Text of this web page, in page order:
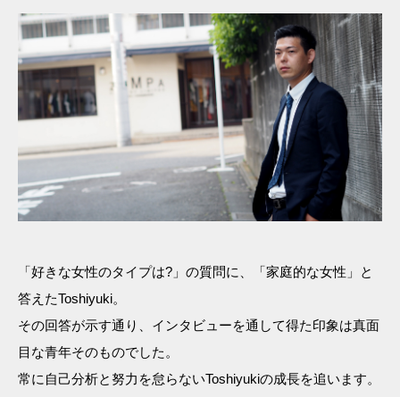
「好きな女性のタイプは?」の質問に、「家庭的な女性」と
答えたToshiyuki。
その回答が示す通り、インタビューを通して得た印象は真面
目な青年そのものでした。
常に自己分析と努力を怠らないToshiyukiの成長を追います。